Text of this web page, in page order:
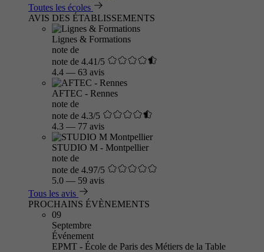
Toutes les écoles
AVIS DES ÉTABLISSEMENTS
Lignes & Formations
note de
note de 4.41/5
4.4 — 63 avis
AFTEC - Rennes
note de
note de 4.3/5
4.3 — 77 avis
STUDIO M - Montpellier
note de
note de 4.97/5
5.0 — 59 avis
Tous les avis
PROCHAINS ÉVÈNEMENTS
09
Septembre
Événement
EPMT - École de Paris des Métiers de la Table